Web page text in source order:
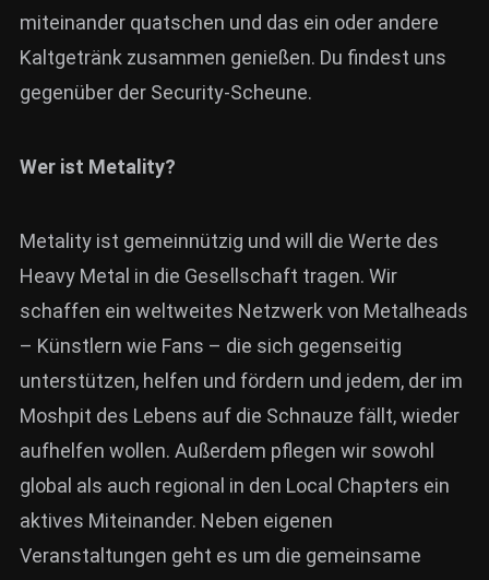
miteinander quatschen und das ein oder andere
Kaltgetränk zusammen genießen. Du findest uns
gegenüber der Security-Scheune.
Wer ist Metality?
Metality ist gemeinnützig und will die Werte des
Heavy Metal in die Gesellschaft tragen. Wir
schaffen ein weltweites Netzwerk von Metalheads
– Künstlern wie Fans – die sich gegenseitig
unterstützen, helfen und fördern und jedem, der im
Moshpit des Lebens auf die Schnauze fällt, wieder
aufhelfen wollen. Außerdem pflegen wir sowohl
global als auch regional in den Local Chapters ein
aktives Miteinander. Neben eigenen
Veranstaltungen geht es um die gemeinsame